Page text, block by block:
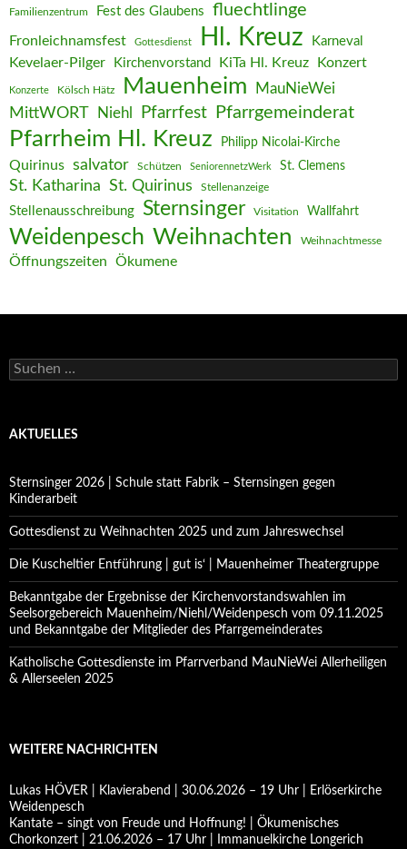
Familienzentrum Fest des Glaubens fluechtlinge
Fronleichnamsfest Gottesdienst Hl. Kreuz Karneval
Kevelaer-Pilger Kirchenvorstand KiTa Hl. Kreuz Konzert
Konzerte Kölsch Hätz Mauenheim MauNieWei
MittWORT Niehl Pfarrfest Pfarrgemeinderat
Pfarrheim Hl. Kreuz Philipp Nicolai-Kirche
Quirinus salvator Schützen SeniorennetzWerk St. Clemens
St. Katharina St. Quirinus Stellenanzeige
Stellenausschreibung Sternsinger Visitation Wallfahrt
Weidenpesch Weihnachten Weihnachtmesse
Öffnungszeiten Ökumene
Suchen
nach:
AKTUELLES
Sternsinger 2026 | Schule statt Fabrik – Sternsingen gegen
Kinderarbeit
Gottesdienst zu Weihnachten 2025 und zum Jahreswechsel
Die Kuscheltier Entführung | gut is‘ | Mauenheimer Theatergruppe
Bekanntgabe der Ergebnisse der Kirchenvorstandswahlen im
Seelsorgebereich Mauenheim/Niehl/Weidenpesch vom 09.11.2025
und Bekanntgabe der Mitglieder des Pfarrgemeinderates
Katholische Gottesdienste im Pfarrverband MauNieWei Allerheiligen
& Allerseelen 2025
WEITERE NACHRICHTEN
Lukas HÖVER | Klavierabend | 30.06.2026 – 19 Uhr | Erlöserkirche
Weidenpesch
Kantate – singt von Freude und Hoffnung! | Ökumenisches
Chorkonzert | 21.06.2026 – 17 Uhr | Immanuelkirche Longerich